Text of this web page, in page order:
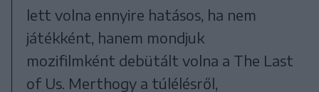
lett volna ennyire hatásos, ha nem
játékként, hanem mondjuk
mozifilmként debütált volna a The Last
of Us. Merthogy a túlélésről,